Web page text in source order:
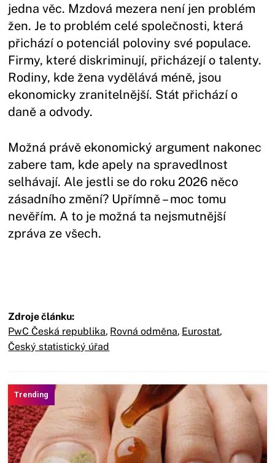
jedna věc. Mzdová mezera není jen problém
žen. Je to problém celé společnosti, která
přichází o potenciál poloviny své populace.
Firmy, které diskriminují, přicházejí o talenty.
Rodiny, kde žena vydělává méně, jsou
ekonomicky zranitelnější. Stát přichází o
daně a odvody.
Možná právě ekonomický argument nakonec
zabere tam, kde apely na spravedlnost
selhávají. Ale jestli se do roku 2026 něco
zásadního změní? Upřímně – moc tomu
nevěřím. A to je možná ta nejsmutnější
zpráva ze všech.
Zdroje článku:
PwC Česká republika, Rovná odměna, Eurostat,
Český statistický úřad